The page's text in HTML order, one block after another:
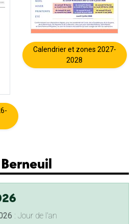
Calendrier et zones 2027-
2028
: Jour de l'an